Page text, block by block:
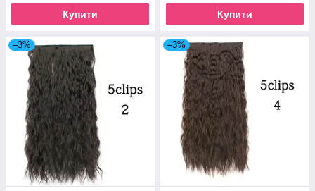
Купити Купити
–3% –3%